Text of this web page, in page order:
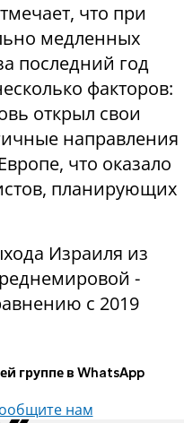
что при
медленных
последний год
факторов:
открыл свои
направления
что оказало
планирующих
Израиля из
-
с 2019
группе в WhatsApp
нам